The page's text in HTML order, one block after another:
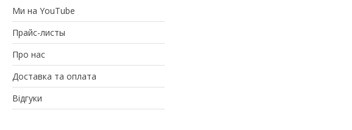
Ми на YouTube
Прайс-листы
Про нас
Доставка та оплата
Відгуки